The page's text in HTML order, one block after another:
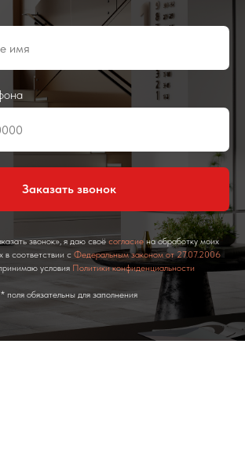
Заказать звонок
звонок», я даю своё согласиена обработку моих
в соответствии с Федеральным законом от 27.07.2006
условия Политики конфиденциальности
* поля обязательны для заполнения